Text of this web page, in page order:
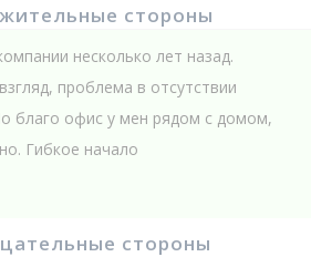
стороны
несколько лет назад.
проблема в отсутствии
благо офис у мен рядом с домом,
Гибкое начало
стороны